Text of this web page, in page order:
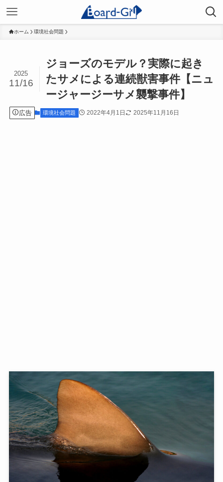
ホーム 環境社会問題
ジョーズのモデル？実際に起き
たサメによる連続獣害事件【ニュ
ージャージーサメ襲撃事件】
2025
11/16
広告 環境社会問題 2022年4月1日 2025年11月16日